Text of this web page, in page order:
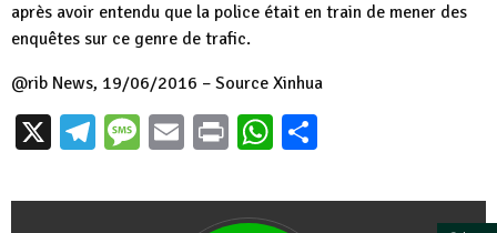
après avoir entendu que la police était en train de mener des
enquêtes sur ce genre de trafic.
@rib News, 19/06/2016 – Source Xinhua
X Telegram
Message
EmailPrintWhatsApp